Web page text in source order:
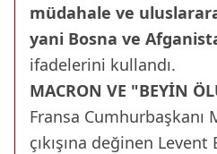
müdahale ve
yani Bosna ve
ifadelerini kullandı.
MACRON VE "BEYİN
Fransa Cumhurbaşkanı
çıkışına değinen Levent